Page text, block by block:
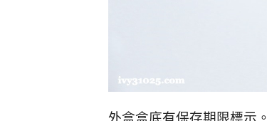
外盒盒底有保存期限標示。